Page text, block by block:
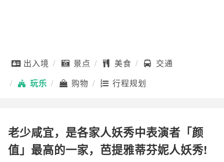
出入境 景点 美食
交通
玩乐
购物 行程规划
老少咸宜，是各家人妖秀中表演者「颜
值」最高的一家，芭提雅蒂芬妮人妖秀!